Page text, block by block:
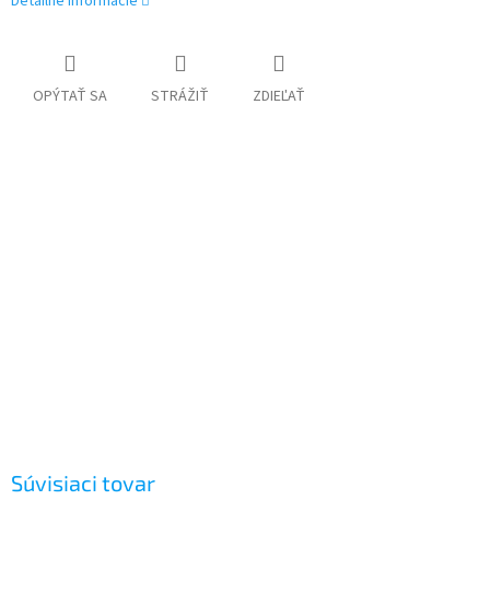
OPÝTAŤ SA STRÁŽIŤ ZDIEĽAŤ
Súvisiaci tovar